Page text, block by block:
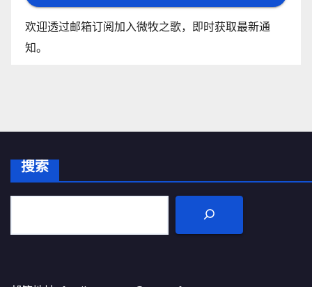
欢迎透过邮箱订阅加入微牧之歌，即时获取最新通
知。
搜索